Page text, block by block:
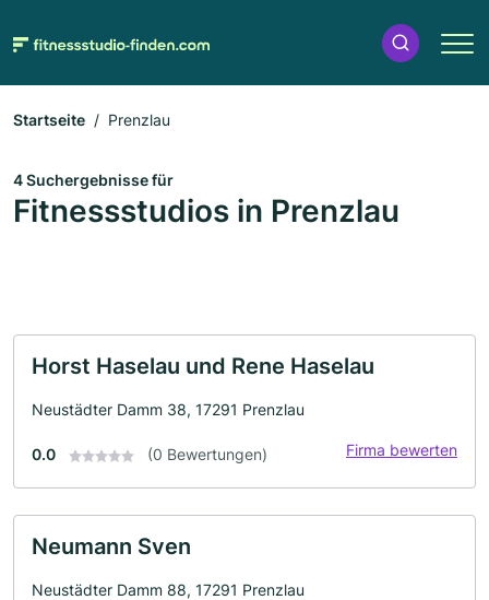
Startseite Prenzlau
4 Suchergebnisse für
Fitnessstudios in Prenzlau
Horst Haselau und Rene Haselau
Neustädter Damm 38, 17291 Prenzlau
0.0 (0 Bewertungen) Firma bewerten
Neumann Sven
Neustädter Damm 88, 17291 Prenzlau